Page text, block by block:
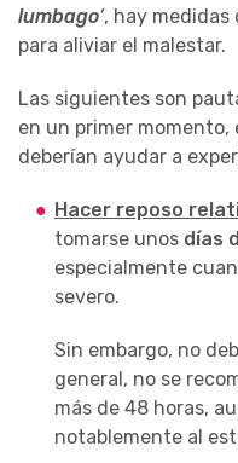
lumbago’, hay medidas
para aliviar el malestar.
Las siguientes son
en un primer momento,
deberían ayudar a
Hacer reposo
tomarse unos días
especialmente
severo.
Sin embargo, no
general, no se
más de 48 horas,
notablemente al